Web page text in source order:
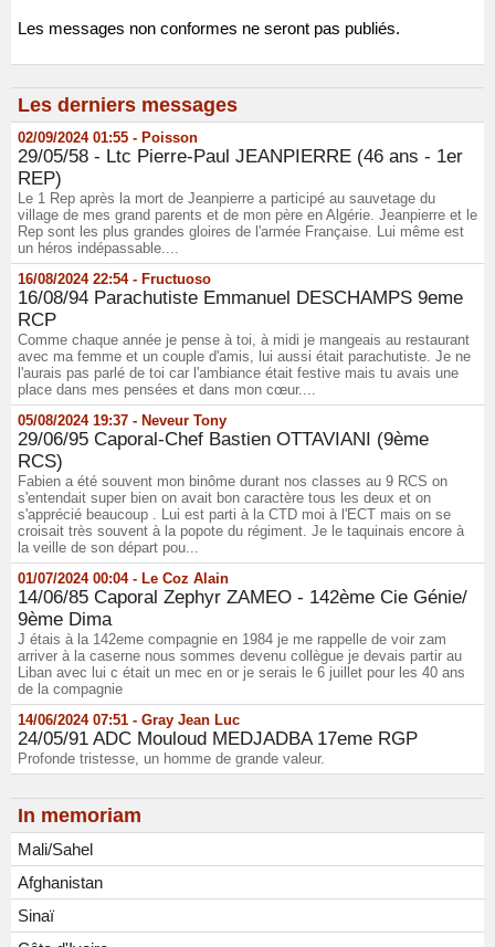
In memoriam
Mali/Sahel
Afghanistan
Sinaï
Les messages non conformes ne seront pas publiés.
Les derniers messages
02/09/2024 01:55 - Poisson
29/05/58 - Ltc Pierre-Paul JEANPIERRE (46 ans - 1er
REP)
Le 1 Rep après la mort de Jeanpierre a participé au sauvetage du
village de mes grand parents et de mon père en Algérie. Jeanpierre et le
Rep sont les plus grandes gloires de l'armée Française. Lui même est
un héros indépassable....
16/08/2024 22:54 - Fructuoso
16/08/94 Parachutiste Emmanuel DESCHAMPS 9eme
RCP
Comme chaque année je pense à toi, à midi je mangeais au restaurant
avec ma femme et un couple d'amis, lui aussi était parachutiste. Je ne
l'aurais pas parlé de toi car l'ambiance était festive mais tu avais une
place dans mes pensées et dans mon cœur....
05/08/2024 19:37 - Neveur Tony
29/06/95 Caporal-Chef Bastien OTTAVIANI (9ème
RCS)
Fabien a été souvent mon binôme durant nos classes au 9 RCS on
s'entendait super bien on avait bon caractère tous les deux et on
s'apprécié beaucoup . Lui est parti à la CTD moi à l'ECT mais on se
croisait très souvent à la popote du régiment. Je le taquinais encore à
la veille de son départ pou...
01/07/2024 00:04 - Le Coz Alain
14/06/85 Caporal Zephyr ZAMEO - 142ème Cie Génie/
9ème Dima
J étais à la 142eme compagnie en 1984 je me rappelle de voir zam
arriver à la caserne nous sommes devenu collègue je devais partir au
Liban avec lui c était un mec en or je serais le 6 juillet pour les 40 ans
de la compagnie
14/06/2024 07:51 - Gray Jean Luc
24/05/91 ADC Mouloud MEDJADBA 17eme RGP
Profonde tristesse, un homme de grande valeur.